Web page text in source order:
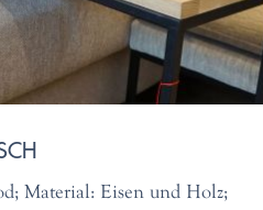
Material: Eisen und Holz;